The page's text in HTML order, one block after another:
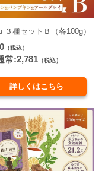
３種セットＢ（各100g）
（税込）
常:2,781 （税込）
詳しくはこちら